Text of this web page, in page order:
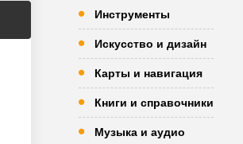
Инструменты
Искусство и дизайн
Карты и навигация
Книги и справочники
Музыка и аудио